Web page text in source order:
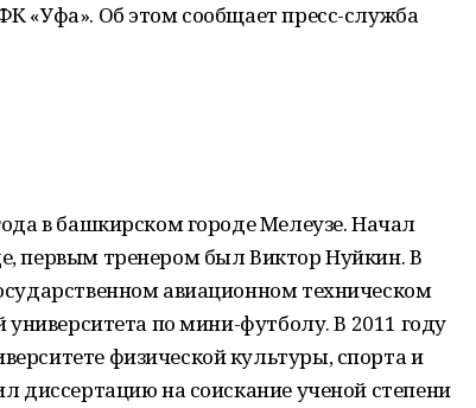
«Уфа». Об этом сообщает пресс-служба
в башкирском городе Мелеузе. Начал
первым тренером был Виктор Нуйкин. В
авиационном техническом
университета по мини-футболу. В 2011 году
физической культуры, спорта и
диссертацию на соискание ученой степени